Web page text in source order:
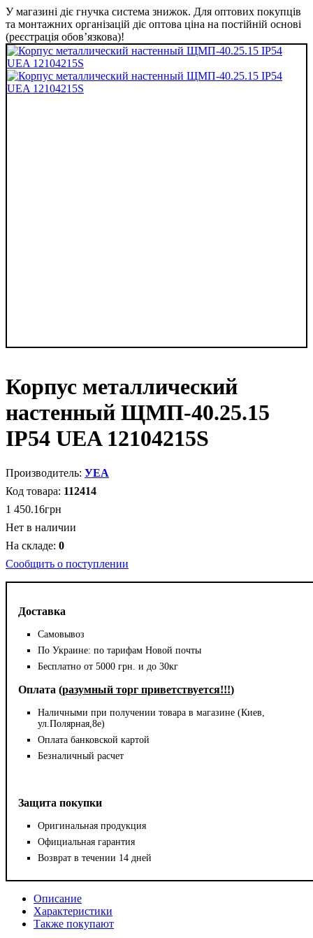
У магазині діє гнучка система знижок. Для оптових покупців
та монтажних організацій діє оптова ціна на постійній основі
(реєстрація обов’язкова)!
Корпус металлический
настенный ЩМП-40.25.15
IP54 UEA 12104215S
Доставка
Самовывоз
По Украине: по тарифам Новой почты
Бесплатно от 5000 грн. и до 30кг
Оплата (разумный торг приветствуется!!!)
Наличными при получении товара в магазине (Киев,
ул.Полярная,8е)
Оплата банковской картой
Безналичный расчет
Защита покупки
Оригинальная продукция
Официальная гарантия
Возврат в течении 14 дней
УЕА
112414
1 450.16грн
Нет в наличии
0
Сообщить о поступлении
Описание
Характеристики
Также покупают